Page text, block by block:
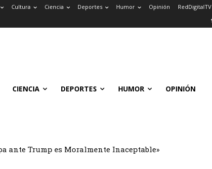
Cultura Ciencia Deportes Humor Opinión RedDigitalTV
CIENCIA DEPORTES HUMOR OPINIÓN
ante Trump es Moralmente Inaceptable»